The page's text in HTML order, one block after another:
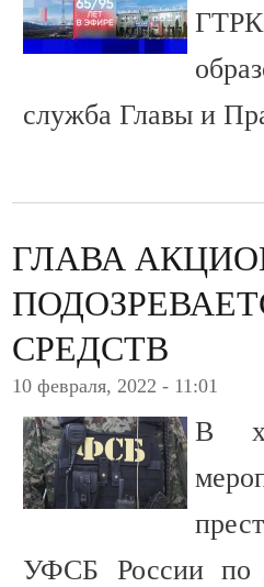
ГТРК
служба Главы и
ГЛАВА
СРЕДСТВ
10 февраля, 2022 - 11:01
В
УФСБ России по